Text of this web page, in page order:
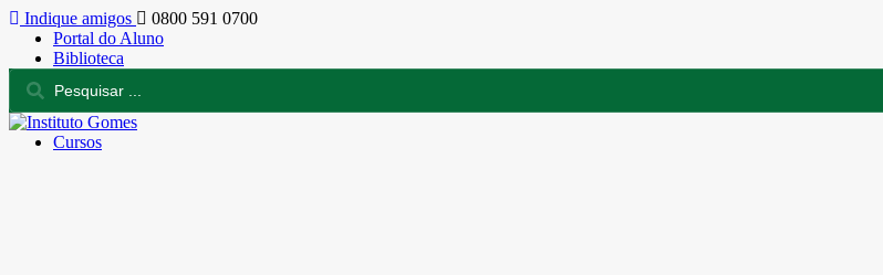
Indique amigos
0800 591 0700
Portal do Aluno
Biblioteca
Cursos